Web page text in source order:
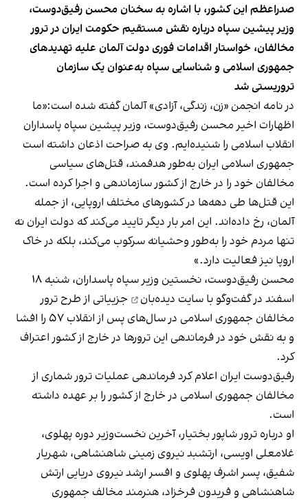
صدراعظم این کشور، با اشاره به سخنان محسن رفیق‌دوست،
وزیر پیشین سپاه درباره نقش مستقیم حکومت ایران در ترور
مخالفان، خواستار اقدامات فوری دولت آلمان علیه تهدیدهای
جمهوری اسلامی و شناسایی سپاه به‌عنوان یک سازمان
تروریستی شد
در نامه انجمن «زن، زندگی، آزادی» آلمان گفته شده است:«ما
اظهارات اخیر محسن رفیق‌دوست، وزیر پیشین سپاه پاسداران
انقلاب اسلامی را شنیده‌ایم. وی به صراحت اذعان داشته است
جمهوری اسلامی ایران به‌طور هدفمند، قتل‌های سیاسی
مخالفان خود را در خارج از کشور سازماندهی و اجرا کرده است.
این قتل‌ها طی دهه‌ها در کشورهای مختلف اروپایی، از جمله
آلمان، رخ داده‌اند. این امر بار دیگر تایید می‌کند که دولت ایران نه
تنها مردم خود را به‌طور وحشیانه سرکوب می‌کند، بلکه در خاک
اروپا نیز فعالیت دارد.»
محسن رفیق‌دوست، نخستین وزیر سپاه پاسداران، شنبه ۱۸
اسفند درگفت‌وگو با سایت دیده‌بان
جزییاتی از طرح ترور
مخالفان جمهوری اسلامی در سال‌های پس از انقلاب ۵۷ را افشا
و به نقش خود در فرماندهی این‌ ترورها در خارج از کشور اعتراف
کرد.
رفیق‌دوست ایران اعلام کرد فرماندهی عملیات ترور شماری از
مخالفان جمهوری اسلامی در خارج از کشور را بر عهده داشته
است.
او درباره ترور شاپور بختیار، آخرین نخست‌وزیر دوره پهلوی،
غلامعلی اویسی، ارتشبد نیروی زمینی شاهنشاهی، شهریار
شفیق، پسر اشرف پهلوی و افسر ارشد نیروی دریایی ارتش
شاهنشاهی و فریدون فرخزاد، هنرمند مخالف جمهوری